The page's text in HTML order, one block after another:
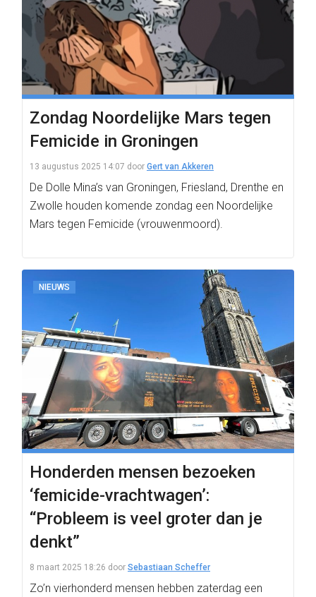
Zondag Noordelijke Mars tegen
Femicide in Groningen
13 augustus 2025 14:07 door Gert van Akkeren
De Dolle Mina’s van Groningen, Friesland, Drenthe en
Zwolle houden komende zondag een Noordelijke
Mars tegen Femicide (vrouwenmoord).
NIEUWS
Honderden mensen bezoeken
‘femicide-vrachtwagen’:
“Probleem is veel groter dan je
denkt”
8 maart 2025 18:26 door Sebastiaan Scheffer
Zo’n vierhonderd mensen hebben zaterdag een